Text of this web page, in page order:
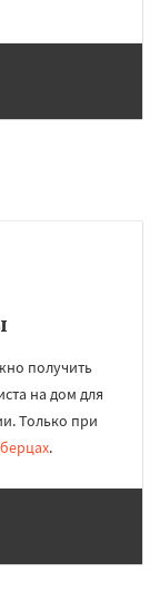
получить
на дом для
Только при
.